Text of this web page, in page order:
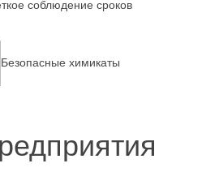
соблюдение сроков
Безопасные химикаты